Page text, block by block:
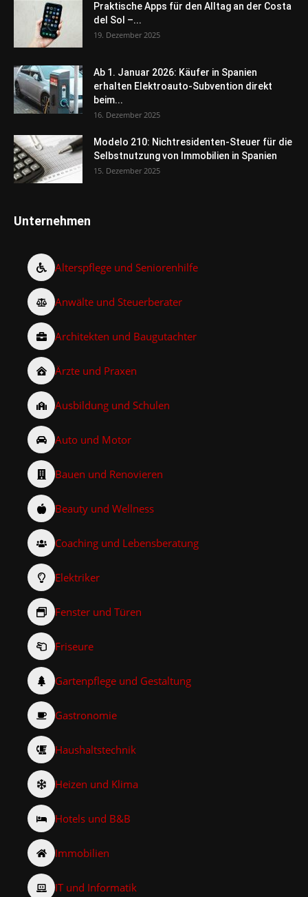
Praktische Apps für den Alltag an der Costa
del Sol –...
19. Dezember 2025
Ab 1. Januar 2026: Käufer in Spanien
erhalten Elektroauto-Subvention direkt
beim...
16. Dezember 2025
Modelo 210: Nichtresidenten-Steuer für die
Selbstnutzung von Immobilien in Spanien
15. Dezember 2025
Unternehmen
Alterspflege und Seniorenhilfe
Anwälte und Steuerberater
Architekten und Baugutachter
Ärzte und Praxen
Ausbildung und Schulen
Auto und Motor
Bauen und Renovieren
Beauty und Wellness
Coaching und Lebensberatung
Elektriker
Fenster und Türen
Friseure
Gartenpflege und Gestaltung
Gastronomie
Haushaltstechnik
Heizen und Klima
Hotels und B&B
Immobilien
IT und Informatik